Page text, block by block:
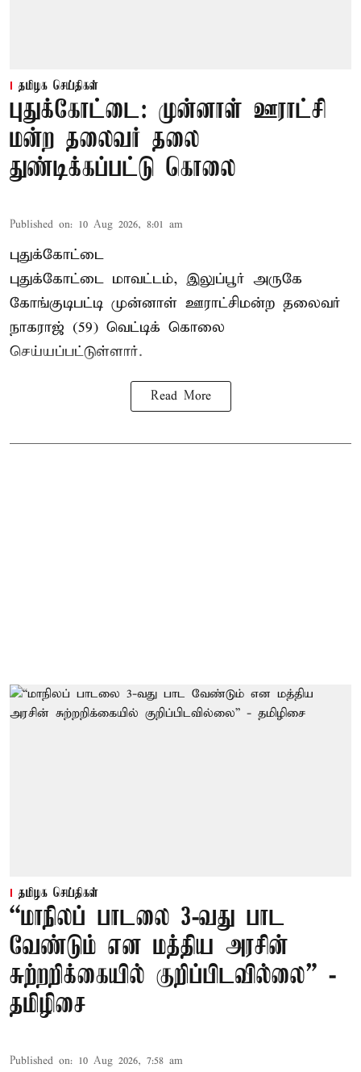
தமிழக செய்திகள்
புதுக்கோட்டை: முன்னாள் ஊராட்சி
மன்ற தலைவர் தலை
துண்டிக்கப்பட்டு கொலை
Published on: 10 Aug 2026, 8:01 am
புதுக்கோட்டை
புதுக்கோட்டை மாவட்டம், இலுப்பூர் அருகே
கோங்குடிபட்டி முன்னாள் ஊராட்சிமன்ற தலைவர்
நாகராஜ் (59) வெட்டிக் கொலை
செய்யப்பட்டுள்ளார்.
Read More
தமிழக செய்திகள்
“மாநிலப் பாடலை 3-வது பாட
வேண்டும் என மத்திய அரசின்
சுற்றறிக்கையில் குறிப்பிடவில்லை” -
தமிழிசை
Published on: 10 Aug 2026, 7:58 am